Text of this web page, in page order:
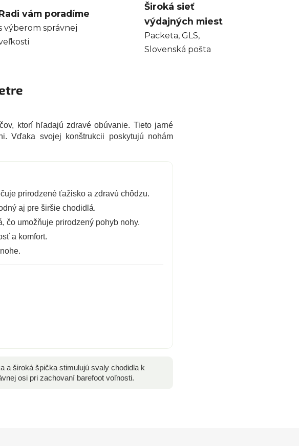
vám poradíme
výberom správnej
Široká sieť
výdajných miest
Packeta, GLS,
Slovenská pošta
ktorí hľadajú zdravé obúvanie. Tieto jarné
Vďaka svojej konštrukcii poskytujú nohám
prirodzené ťažisko a zdravú chôdzu.
aj pre širšie chodidlá.
čo umožňuje prirodzený pohyb nohy.
a komfort.
a široká špička stimulujú svaly chodidla k
osi pri zachovaní barefoot voľnosti.